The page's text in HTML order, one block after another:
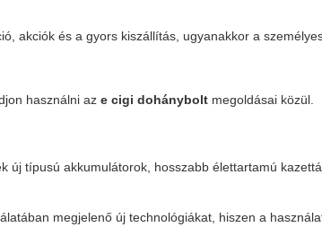
akciók és a gyors kiszállítás, ugyanakkor a
használni aze cigi dohánybolt megoldásai közül.
új típusú akkumulátorok, hosszabb élettartamú
megjelenő új technológiákat, hiszen a